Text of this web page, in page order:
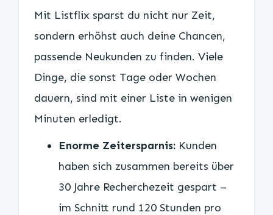
Mit Listflix sparst du nicht nur Zeit,
sondern erhöhst auch deine Chancen,
passende Neukunden zu finden. Viele
Dinge, die sonst Tage oder Wochen
dauern, sind mit einer Liste in wenigen
Minuten erledigt.
Enorme Zeitersparnis: Kunden
haben sich zusammen bereits über
30 Jahre Recherchezeit gespart –
im Schnitt rund 120 Stunden pro